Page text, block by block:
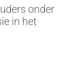
onder
in het